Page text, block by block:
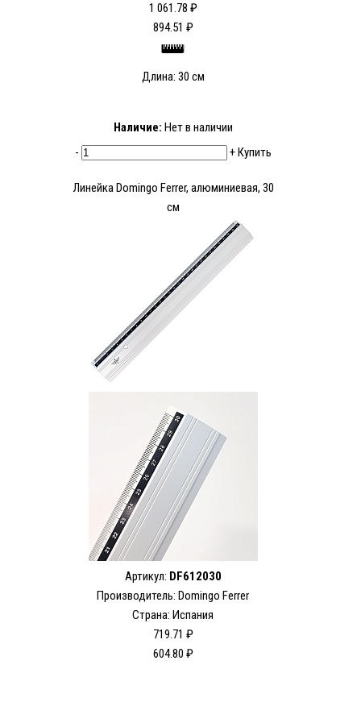
1 061.78 ₽
894.51 ₽
Длина: 30 см
Наличие: Нет в наличии
-
+Купить
Линейка Domingo Ferrer, алюминиевая, 30
см
Артикул: DF612030
Производитель: Domingo Ferrer
Страна: Испания
719.71 ₽
604.80 ₽